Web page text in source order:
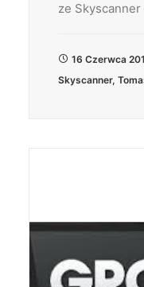
ze
16 Czerwca
Skyscanner,